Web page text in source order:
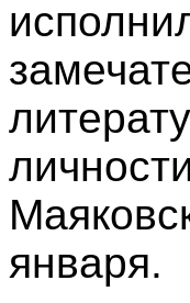
января.